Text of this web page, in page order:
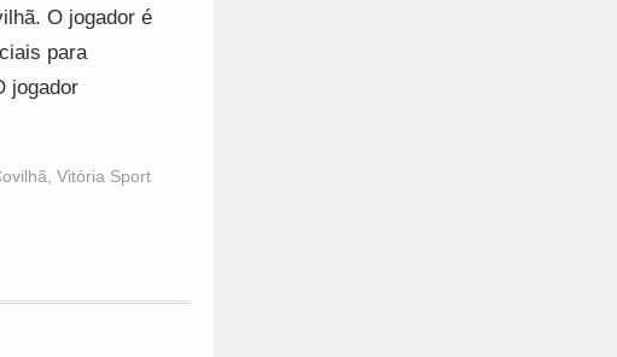
O jogador é
para
jogador
Vitória Sport